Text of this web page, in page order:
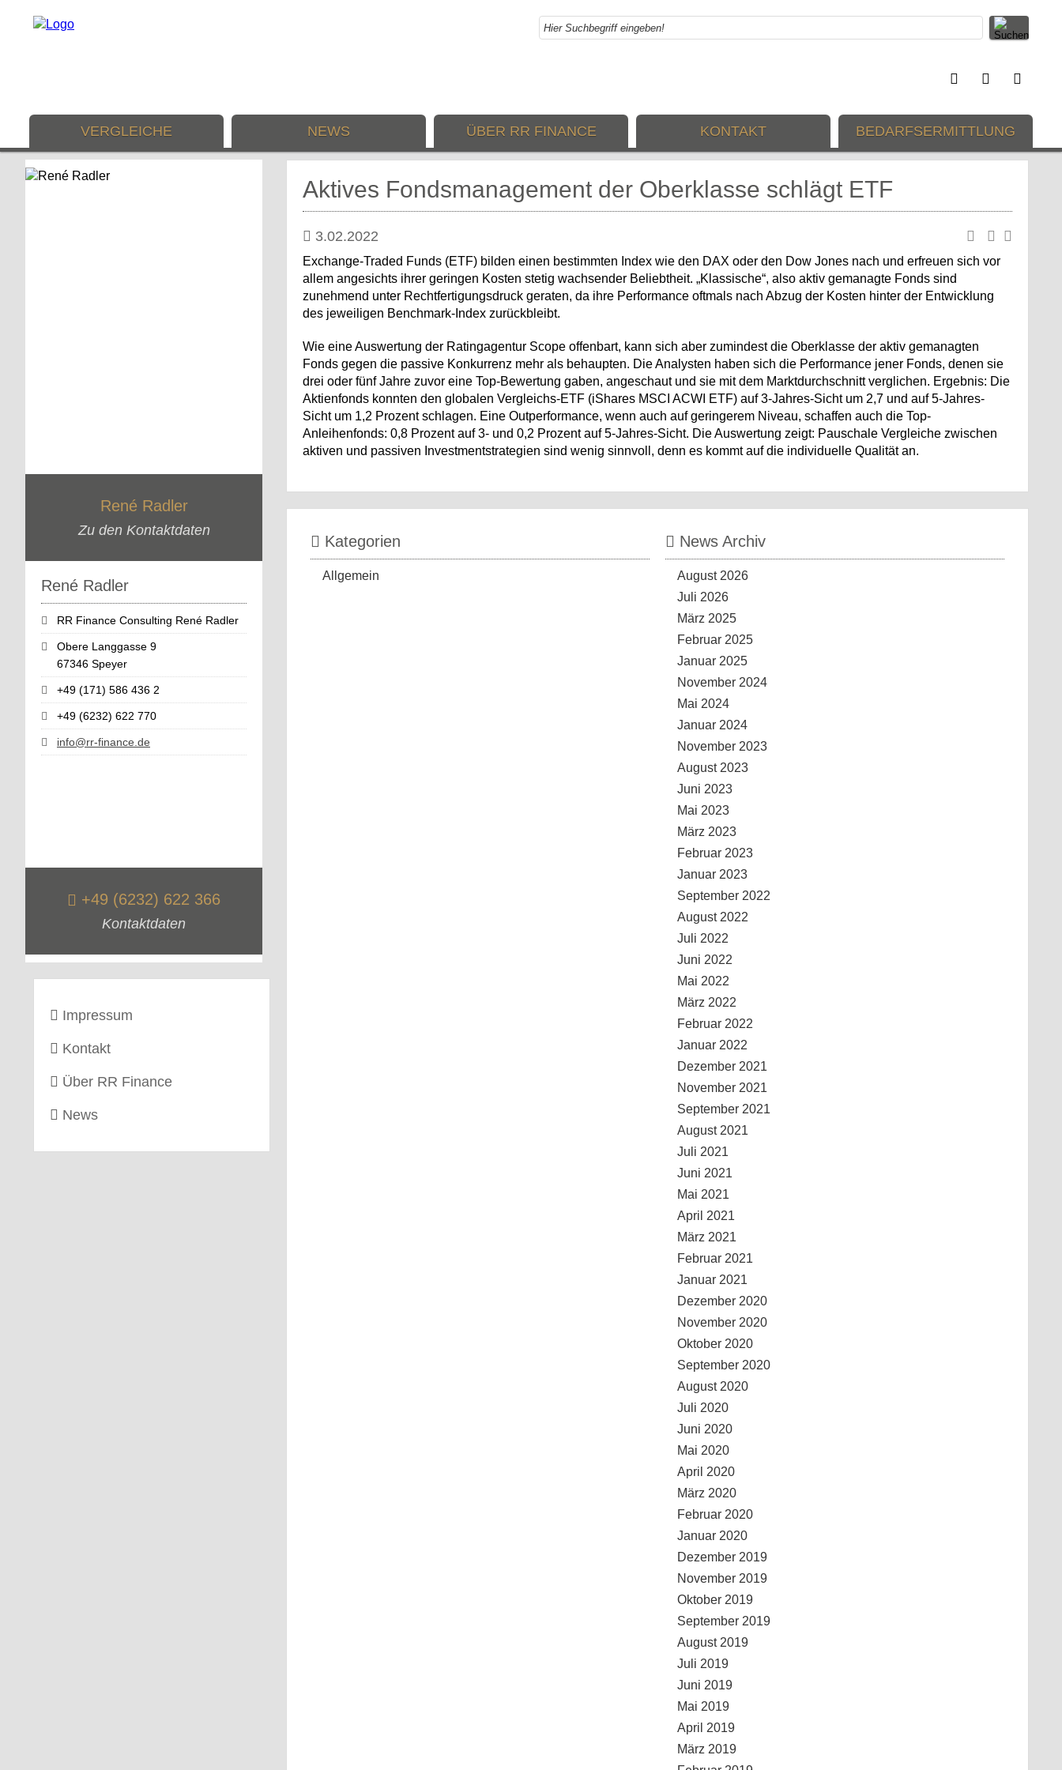
VERGLEICHE NEWS ÜBER RR FINANCE KONTAKT BEDARFSERMITTLUNG
René Radler
Zu den Kontaktdaten
René Radler
RR Finance Consulting René Radler
Obere Langgasse 9
67346 Speyer
+49 (171) 586 436 2
+49 (6232) 622 770
info@rr-finance.de
+49 (6232) 622 366
Kontaktdaten
Impressum
Kontakt
Über RR Finance
News
Aktives Fondsmanagement der Oberklasse schlägt ETF
3.02.2022
Exchange-Traded Funds (ETF) bilden einen bestimmten Index wie den DAX oder den Dow Jones nach und erfreuen sich vor
allem angesichts ihrer geringen Kosten stetig wachsender Beliebtheit. „Klassische“, also aktiv gemanagte Fonds sind
zunehmend unter Rechtfertigungsdruck geraten, da ihre Performance oftmals nach Abzug der Kosten hinter der Entwicklung
des jeweiligen Benchmark-Index zurückbleibt.
Wie eine Auswertung der Ratingagentur Scope offenbart, kann sich aber zumindest die Oberklasse der aktiv gemanagten
Fonds gegen die passive Konkurrenz mehr als behaupten. Die Analysten haben sich die Performance jener Fonds, denen sie
drei oder fünf Jahre zuvor eine Top-Bewertung gaben, angeschaut und sie mit dem Marktdurchschnitt verglichen. Ergebnis: Die
Aktienfonds konnten den globalen Vergleichs-ETF (iShares MSCI ACWI ETF) auf 3-Jahres-Sicht um 2,7 und auf 5-Jahres-
Sicht um 1,2 Prozent schlagen. Eine Outperformance, wenn auch auf geringerem Niveau, schaffen auch die Top-
Anleihenfonds: 0,8 Prozent auf 3- und 0,2 Prozent auf 5-Jahres-Sicht. Die Auswertung zeigt: Pauschale Vergleiche zwischen
aktiven und passiven Investmentstrategien sind wenig sinnvoll, denn es kommt auf die individuelle Qualität an.
Kategorien
Allgemein
News Archiv
August 2026
Juli 2026
März 2025
Februar 2025
Januar 2025
November 2024
Mai 2024
Januar 2024
November 2023
August 2023
Juni 2023
Mai 2023
März 2023
Februar 2023
Januar 2023
September 2022
August 2022
Juli 2022
Juni 2022
Mai 2022
März 2022
Februar 2022
Januar 2022
Dezember 2021
November 2021
September 2021
August 2021
Juli 2021
Juni 2021
Mai 2021
April 2021
März 2021
Februar 2021
Januar 2021
Dezember 2020
November 2020
Oktober 2020
September 2020
August 2020
Juli 2020
Juni 2020
Mai 2020
April 2020
März 2020
Februar 2020
Januar 2020
Dezember 2019
November 2019
Oktober 2019
September 2019
August 2019
Juli 2019
Juni 2019
Mai 2019
April 2019
März 2019